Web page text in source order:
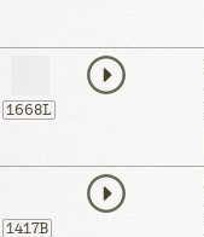
1668L
1417B